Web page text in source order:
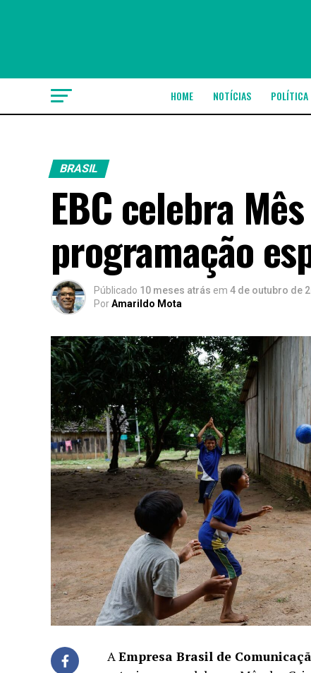
HOME NOTÍCIAS POLÍTICA
BRASIL
EBC celebra
programação
Públicado 10 meses atrás em 4 de outubro de
PorAmarildo Mota
AEmpresa Brasil de